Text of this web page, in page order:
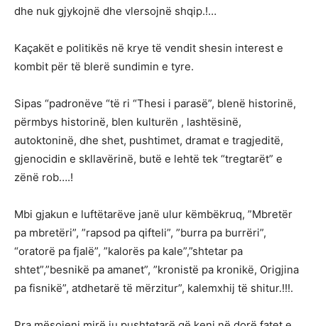
dhe nuk gjykojnë dhe vlersojnë shqip.!…
Kaçakët e politikës në krye të vendit shesin interest e
kombit për të blerë sundimin e tyre.
Sipas “padronëve “të ri “Thesi i parasë”, blenë historinë,
përmbys historinë, blen kulturën , lashtësinë,
autoktoninë, dhe shet, pushtimet, dramat e tragjeditë,
gjenocidin e skllavërinë, butë e lehtë tek “tregtarët” e
zënë rob….!
Mbi gjakun e luftëtarëve janë ulur këmbëkruq, ”Mbretër
pa mbretëri”, ”rapsod pa qifteli”, ”burra pa burrëri”,
“oratorë pa fjalë”, ”kalorës pa kale”,”shtetar pa
shtet”,”besnikë pa amanet”, ”kronistë pa kronikë, Origjina
pa fisnikë”, atdhetarë të mërzitur”, kalemxhij të shitur.!!!.